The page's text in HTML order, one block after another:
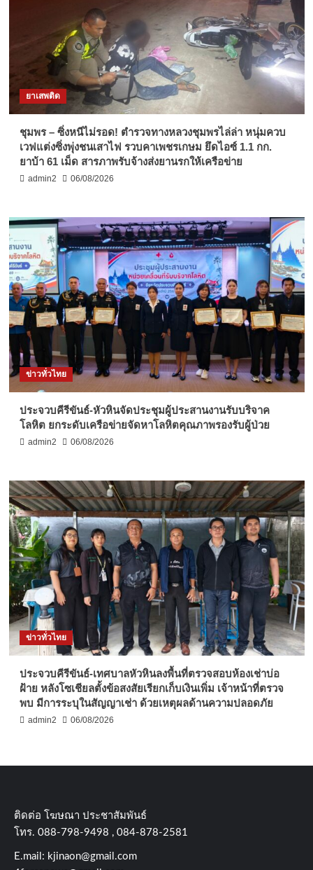
ยาเสพติด
ชุมพร – ซิ่งหนีไม่รอด! ตำรวจทางหลวงชุมพรไล่ล่า หนุ่มควบ
เวฟแต่งซิ่งพุ่งชนเสาไฟ รวบคาเพชรเกษม ยึดไอซ์ 1.1 กก.
ยาบ้า 61 เม็ด สารภาพรับจ้างส่งยานรกให้เครือข่าย
admin2 06/08/2026
ข่าวทั่วไทย
ประจวบคีรีขันธ์-หัวหินจัดประชุมผู้ประสานงานรับบริจาค
โลหิต ยกระดับเครือข่ายจัดหาโลหิตคุณภาพรองรับผู้ป่วย
admin2 06/08/2026
ข่าวทั่วไทย
ประจวบคีรีขันธ์-เทศบาลหัวหินลงพื้นที่ตรวจสอบห้องเช่าบ่อ
ฝ้าย หลังโซเชียลตั้งข้อสงสัยเรียกเก็บเงินเพิ่ม เจ้าหน้าที่ตรวจ
พบ มีการระบุในสัญญาเช่า ด้วยเหตุผลด้านความปลอดภัย
admin2 06/08/2026
ติดต่อ​ โฆษณา​ ประชาสัมพันธ์
โทร​. 088-798-9498 , 084-878-2581
E.mail: kjinaon@gmail.com